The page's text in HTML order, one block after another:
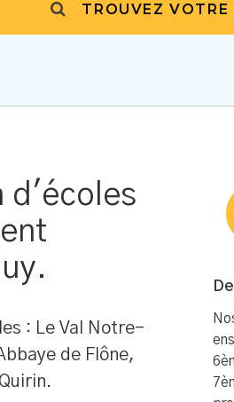
TROUVEZ VOTRE
d'écoles
: Le Val Notre-
de Flône,